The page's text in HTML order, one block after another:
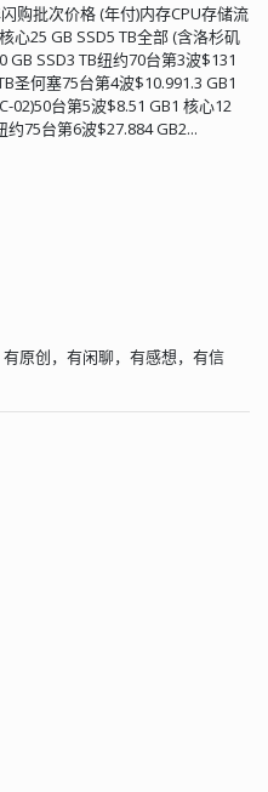
购批次价格 (年付)内存CPU存储流
心25 GB SSD5 TB全部 (含洛杉矶
GB SSD3 TB纽约70台第3波$131
圣何塞75台第4波$10.991.3 GB1
02)50台第5波$8.51 GB1 核心12
约75台第6波$27.884 GB2...
原创，有闲聊，有感想，有信